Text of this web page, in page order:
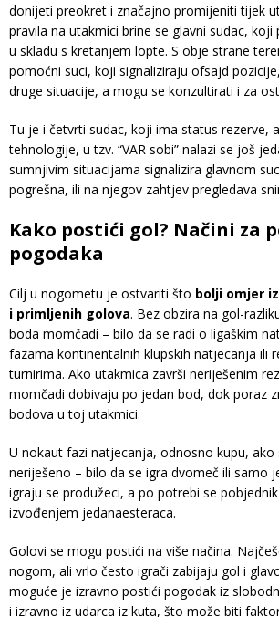
donijeti preokret i značajno promijeniti tijek
pravila na utakmici brine se glavni sudac, koji
u skladu s kretanjem lopte. S obje strane
pomoćni suci, koji signaliziraju ofsajd
druge situacije, a mogu se konzultirati i za
Tu je i četvrti sudac, koji ima status rezerve,
tehnologije, u tzv. “VAR sobi” nalazi se još
sumnjivim situacijama signalizira glavnom
pogrešna, ili na njegov zahtjev pregledava
Kako postići gol? Načini za
pogodaka
Cilj u nogometu je ostvariti što bolji omjer
i primljenih golova. Bez obzira na gol-
boda momčadi – bilo da se radi o ligaškim
fazama kontinentalnih klupskih natjecanja ili
turnirima. Ako utakmica završi neriješenim
momčadi dobivaju po jedan bod, dok poraz
bodova u toj utakmici.
U nokaut fazi natjecanja, odnosno kupu, ako
neriješeno – bilo da se igra dvomeč ili samo
igraju se produžeci, a po potrebi se
izvođenjem jedanaesteraca.
Golovi se mogu postići na više načina.
nogom, ali vrlo često igrači zabijaju gol i
moguće je izravno postići pogodak iz
i izravno iz udarca iz kuta, što može biti